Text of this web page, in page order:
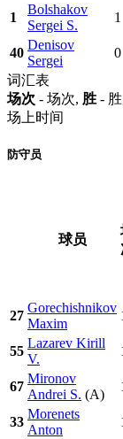
1
Bolshakov
Sergei S.
1
40
Denisov
Sergei
0
词汇表
场次 - 场次, 胜 -
场上时间
防守员
球员
27
Gorechishnikov
Maxim
55
Lazarev Kirill
V.
67
Mironov
Andrei S. (A)
33
Morenets
Anton